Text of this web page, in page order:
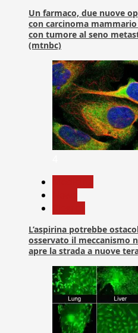
Un farmaco, due nuove
con carcinoma
con tumore al seno
(mtnbc)
L’aspirina potrebbe
osservato il meccanismo
apre la strada a nuove